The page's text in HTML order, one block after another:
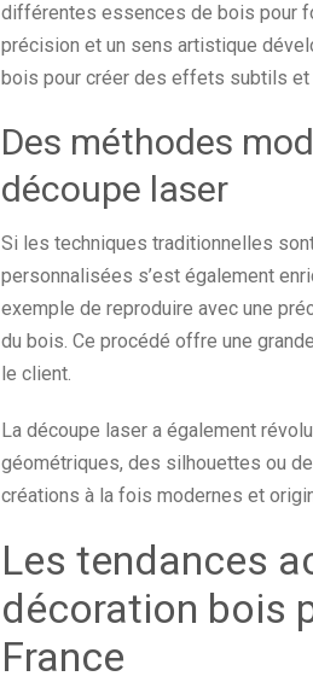
différentes essences de bois pour
précision et un sens artistique
bois pour créer des effets subtils et
Des méthodes
découpe laser
Si les techniques traditionnelles
personnalisées s’est également
exemple de reproduire avec une
du bois. Ce procédé offre une
le client.
La découpe laser a également
géométriques, des silhouettes ou
créations à la fois modernes et
Les tendances
décoration bois
France